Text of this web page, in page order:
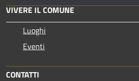
VIVERE IL COMUNE
Luoghi
Eventi
CONTATTI